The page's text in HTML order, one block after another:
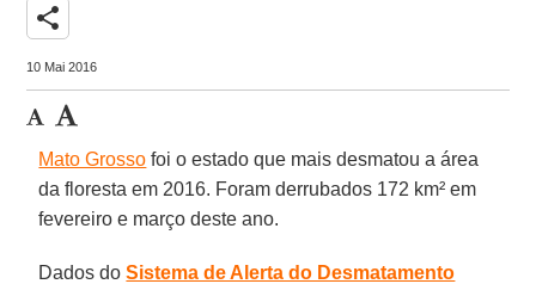
share
10 Mai 2016
Mato Grosso foi o estado que mais desmatou a área
da floresta em 2016. Foram derrubados 172 km² em
fevereiro e março deste ano.
Dados doSistema de Alerta do Desmatamento